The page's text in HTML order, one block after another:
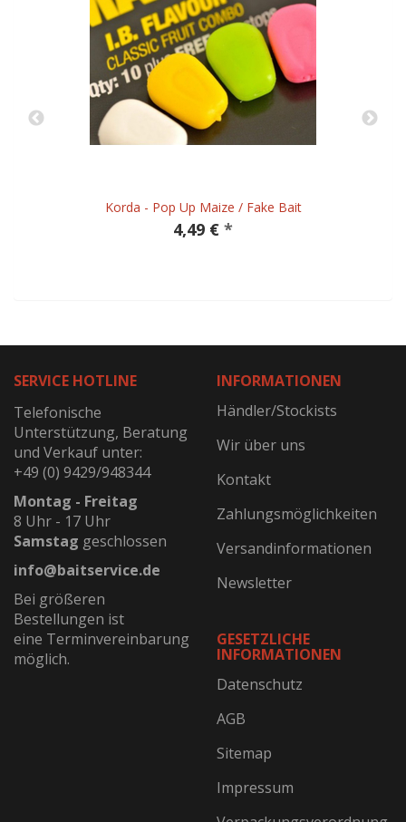
Korda - Pop Up Maize / Fake Bait
4,49 € *
SERVICE HOTLINE
Telefonische
Unterstützung, Beratung
und Verkauf unter:
+49 (0) 9429/948344
Montag - Freitag
8 Uhr - 17 Uhr
Samstag geschlossen
info@baitservice.de
Bei größeren
Bestellungen ist
eine Terminvereinbarung
möglich.
INFORMATIONEN
Händler/Stockists
Wir über uns
Kontakt
Zahlungsmöglichkeiten
Versandinformationen
Newsletter
GESETZLICHE
INFORMATIONEN
Datenschutz
AGB
Sitemap
Impressum